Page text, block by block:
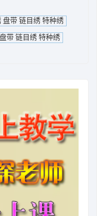
盘带 链目绣 特种绣
带 链目绣 特种绣